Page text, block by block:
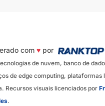
com ♥ por
de nuvem, banco de
de edge computing, plataformas
Recursos visuais licenciados por
.